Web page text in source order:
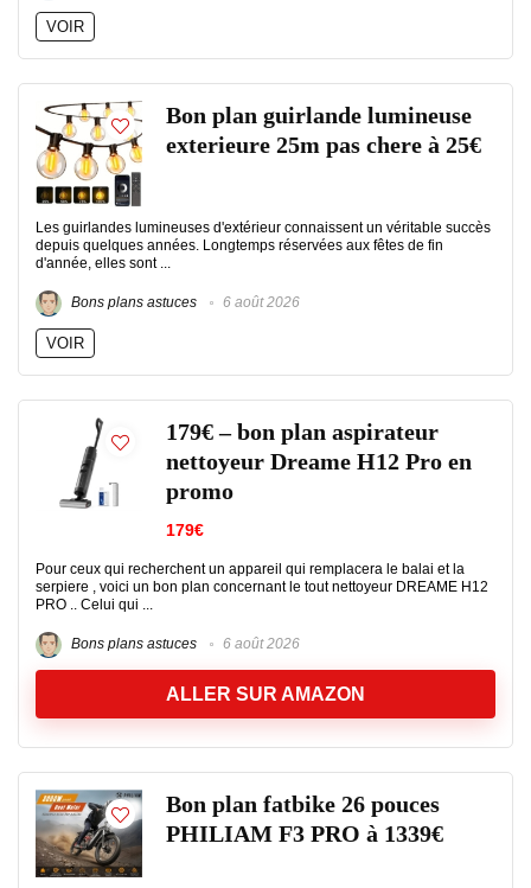
VOIR
Bon plan guirlande lumineuse
exterieure 25m pas chere à 25€
Les guirlandes lumineuses d'extérieur connaissent un véritable succès
depuis quelques années. Longtemps réservées aux fêtes de fin
d'année, elles sont ...
Bons plans astuces 6 août 2026
VOIR
179€ – bon plan aspirateur
nettoyeur Dreame H12 Pro en
promo
179€
Pour ceux qui recherchent un appareil qui remplacera le balai et la
serpiere , voici un bon plan concernant le tout nettoyeur DREAME H12
PRO .. Celui qui ...
Bons plans astuces 6 août 2026
ALLER SUR AMAZON
Bon plan fatbike 26 pouces
PHILIAM F3 PRO à 1339€